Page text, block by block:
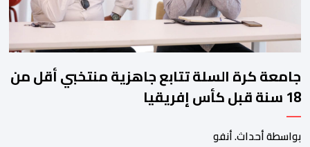
جامعة كرة السلة تتابع جاهزية منتخبي أقل من
18 سنة قبل كأس إفريقيا
بواسطة أحداث. أنفو